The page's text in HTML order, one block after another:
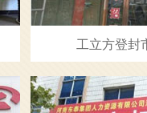
工立方登封